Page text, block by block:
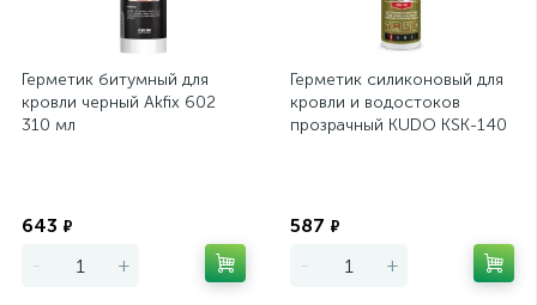
Герметик битумный для
кровли черный Akfix 602
310 мл
643 ₽
- +
Герметик силиконовый для
кровли и водостоков
прозрачный KUDO KSK-140
587 ₽
- +